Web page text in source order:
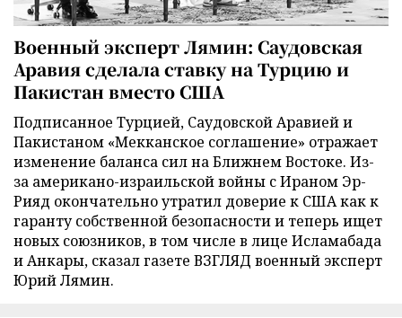
Военный эксперт Лямин: Саудовская
Аравия сделала ставку на Турцию и
Пакистан вместо США
Подписанное Турцией, Саудовской Аравией и
Пакистаном «Мекканское соглашение» отражает
изменение баланса сил на Ближнем Востоке. Из-
за американо-израильской войны с Ираном Эр-
Рияд окончательно утратил доверие к США как к
гаранту собственной безопасности и теперь ищет
новых союзников, в том числе в лице Исламабада
и Анкары, сказал газете ВЗГЛЯД военный эксперт
Юрий Лямин.